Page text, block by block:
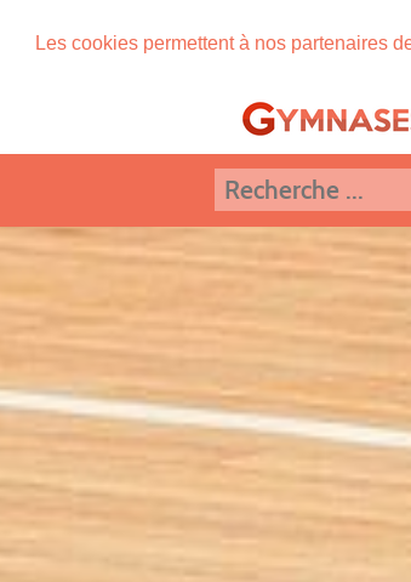
Les cookies permettent à nos partenaires